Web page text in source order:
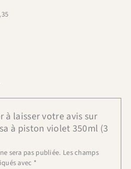
à laisser votre avis sur
à piston violet 350ml (3
sera pas publiée. Les champs
avec *